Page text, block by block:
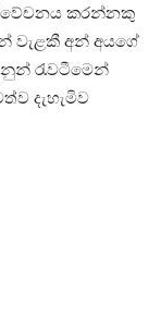
කරන්නකු
වැළකී අන් අයගේ
රැවටීමෙන්
දැහැමිව